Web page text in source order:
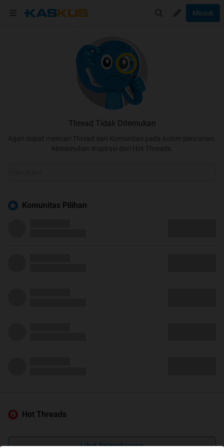
Masuk
Thread Tidak Ditemukan
Agan dapat mencari Thread dan Komunitas pada kolom pencarian.
Menemukan inspirasi dari Hot Threads.
Komunitas Pilihan
Hot Threads
Lihat Selengkapnya